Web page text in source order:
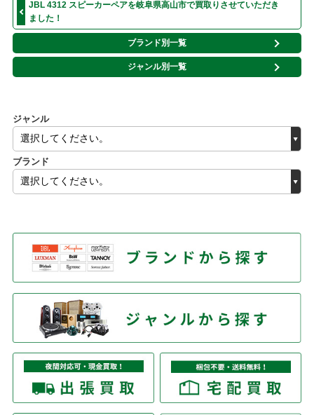
ジャンル
ブランド
JBL 4312 スピーカーペアを岐阜県高山市で買取りさせていただき
ました！
ブランド別一覧
ジャンル別一覧